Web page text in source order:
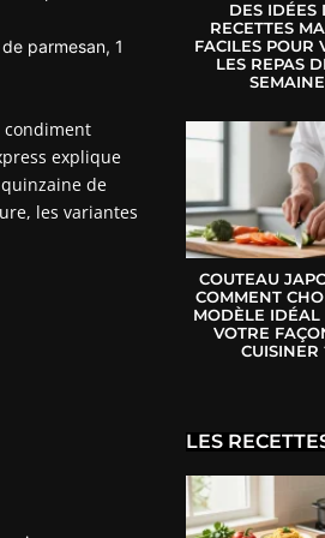
parmesan, 1
condiment
explique
de
les variantes
DES IDÉES
RECETTES
FACILES POUR
LES REPAS
SEMAINE
COUTEAU
COMMENT
MODÈLE IDÉAL
VOTRE
CUISINER
LES